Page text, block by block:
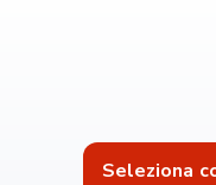
Seleziona